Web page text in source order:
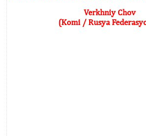
Verkhniy Chov
(Komi / Rusya